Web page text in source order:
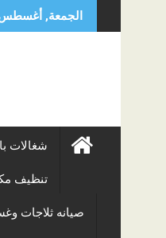
to
الجمعة, أغسطس 7,
شغالات
تنظيف
صيانه ثلاجات